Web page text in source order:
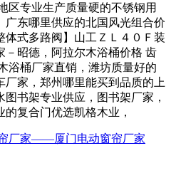
区专业生产质量硬的不锈钢用
东哪里供应的北国风光组合价
式多路阀】山工ＺＬ４０Ｆ装
昭德，阿拉尔木浴桶价格 齿
浴桶厂家直销，潍坊质量好的
家，郑州哪里能买到品质的上
书架专业供应，图书架厂家，
复合门优选凯格木业，
厂家——厦门电动窗帘厂家